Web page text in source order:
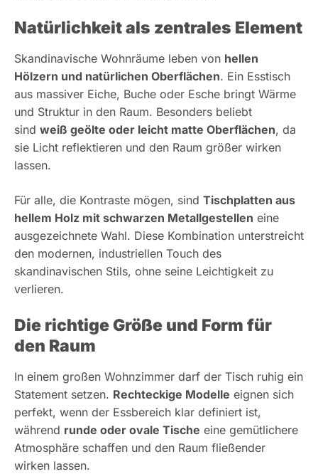
Natürlichkeit als zentrales Element
Skandinavische Wohnräume leben von hellen
Hölzern und natürlichen Oberflächen. Ein Esstisch
aus massiver Eiche, Buche oder Esche bringt Wärme
und Struktur in den Raum. Besonders beliebt
sind weiß geölte oder leicht matte Oberflächen, da
sie Licht reflektieren und den Raum größer wirken
lassen.
Für alle, die Kontraste mögen, sind Tischplatten aus
hellem Holz mit schwarzen Metallgestellen eine
ausgezeichnete Wahl. Diese Kombination unterstreicht
den modernen, industriellen Touch des
skandinavischen Stils, ohne seine Leichtigkeit zu
verlieren.
Die richtige Größe und Form für
den Raum
In einem großen Wohnzimmer darf der Tisch ruhig ein
Statement setzen. Rechteckige Modelle eignen sich
perfekt, wenn der Essbereich klar definiert ist,
während runde oder ovale Tische eine gemütlichere
Atmosphäre schaffen und den Raum fließender
wirken lassen.